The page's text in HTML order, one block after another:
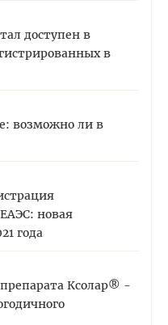
доступен в
в
возможно ли в
новая
года
Кcолар® -